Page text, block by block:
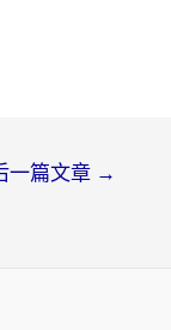
一篇文章 →